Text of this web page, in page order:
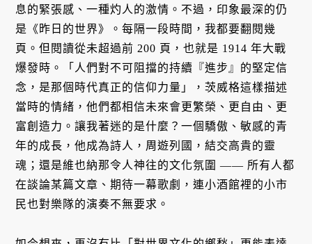
息的緊張感、一種灼人的激情。不過，印象最深的仍
是《昨日的世界》。每隔一段時間，我都要翻閱幾
頁。但閱讀從未超過前 200 頁，也就是 1914 年大戰
爆發時。「人們對不可阻擋的持續『進步』的堅定信
念，是那個時代真正的信仰力量」，茨威格這樣描述
當時的情緒，他們都相信未來會更繁榮、更自由、更
富創造力。讓我著迷的是什麼？一個驕傲、敏感的青
年的成長，他成為詩人，周遊列國，結交高貴的靈
魂；還是維也納那令人神往的文化氛圍 —— 所有人都
在談論某篇文章、期待一幕歌劇，連小酒館裡的小市
民也對樂隊的演奏不無要求。